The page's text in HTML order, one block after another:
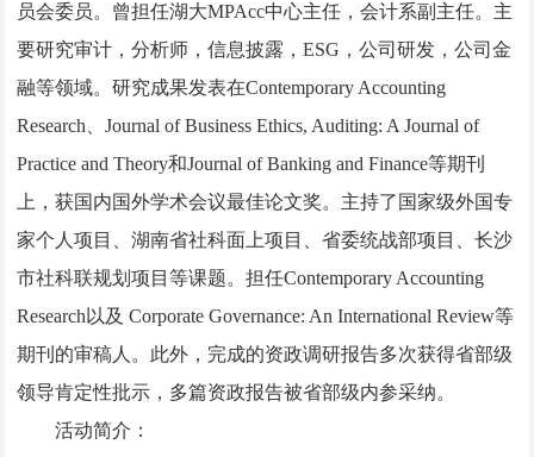
员会委员。曾担任湖大MPAcc中心主任，会计系副主任。主
要研究审计，分析师，信息披露，ESG，公司研发，公司金
融等领域。研究成果发表在Contemporary Accounting
Research、Journal of Business Ethics, Auditing: A Journal of
Practice and Theory和Journal of Banking and Finance等期刊
上，获国内国外学术会议最佳论文奖。主持了国家级外国专
家个人项目、湖南省社科面上项目、省委统战部项目、长沙
市社科联规划项目等课题。担任Contemporary Accounting
Research以及 Corporate Governance: An International Review等
期刊的审稿人。此外，完成的资政调研报告多次获得省部级
领导肯定性批示，多篇资政报告被省部级内参采纳。
活动简介：